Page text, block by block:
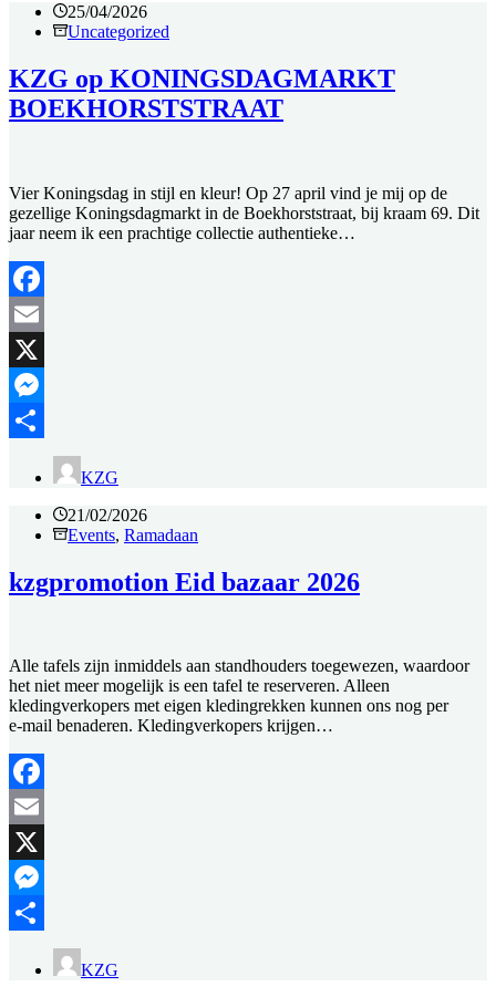
25/04/2026
Uncategorized
KZG op KONINGSDAGMARKT
BOEKHORSTSTRAAT
Vier Koningsdag in stijl en kleur! Op 27 april vind je mij op de
gezellige Koningsdagmarkt in de Boekhorststraat, bij kraam 69. Dit
jaar neem ik een prachtige collectie authentieke…
Facebook
Email
X
Messenger
KZG
21/02/2026
Events, Ramadaan
kzgpromotion Eid bazaar 2026
Alle tafels zijn inmiddels aan standhouders toegewezen, waardoor
het niet meer mogelijk is een tafel te reserveren. Alleen
kledingverkopers met eigen kledingrekken kunnen ons nog per
e‑mail benaderen. Kledingverkopers krijgen…
Facebook
Email
X
Messenger
KZG